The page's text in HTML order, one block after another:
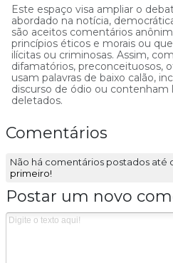
Este espaço visa ampliar o
abordado na notícia,
são aceitos comentários
princípios éticos e morais ou
ilícitas ou criminosas. Assim,
difamatórios, preconceituosos,
usam palavras de baixo calão,
discurso de ódio ou contenham
deletados.
Comentários
Não há comentários postados até
primeiro!
Postar um novo